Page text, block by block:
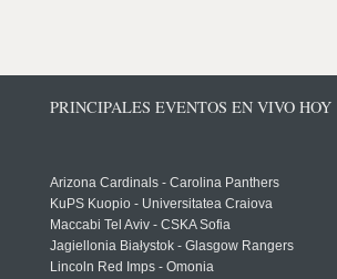
PRINCIPALES EVENTOS EN VIVO HOY
Arizona Cardinals - Carolina Panthers
KuPS Kuopio - Universitatea Craiova
Maccabi Tel Aviv - CSKA Sofia
Jagiellonia Białystok - Glasgow Rangers
Lincoln Red Imps - Omonia